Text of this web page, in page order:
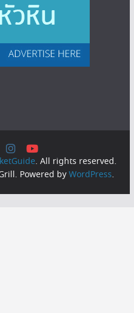
. All rights reserved.
Powered byWordPress.